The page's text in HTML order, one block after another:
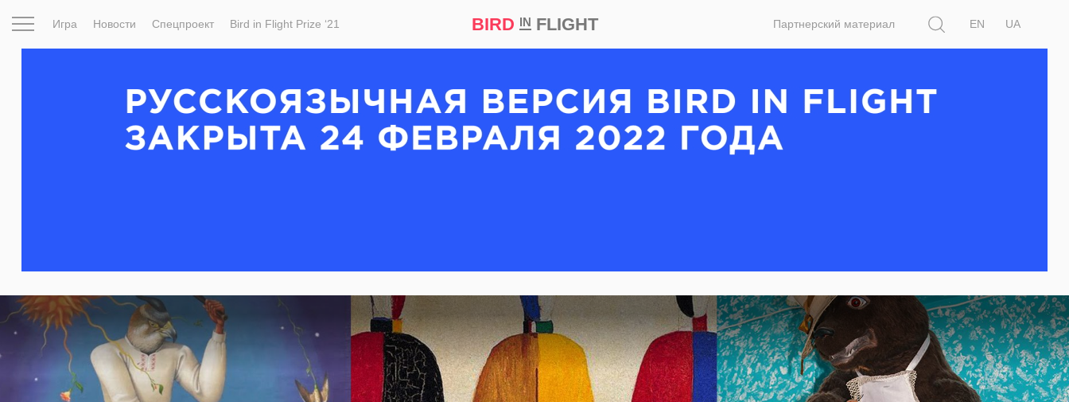
Игра Новости Спецпроект Bird in Flight Prize ‘21 BIRD INFLIGHT Партнерский материал
EN
UA